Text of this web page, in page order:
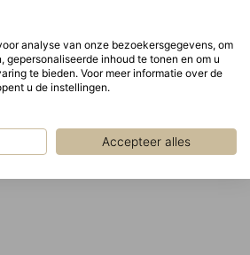
analyse van onze bezoekersgegevens, om
gepersonaliseerde inhoud te tonen en om u
te bieden. Voor meer informatie over de
u de instellingen.
Accepteer alles
uit het armatuur